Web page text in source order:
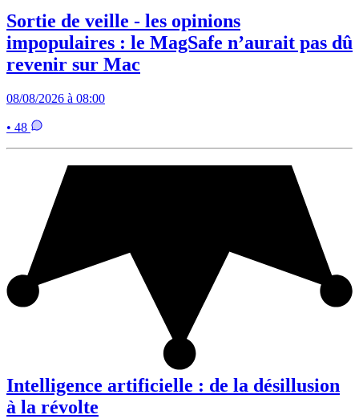
Sortie de veille - les opinions
impopulaires : le MagSafe n’aurait pas dû
revenir sur Mac
08/08/2026 à 08:00
• 48
Intelligence artificielle : de la désillusion
à la révolte